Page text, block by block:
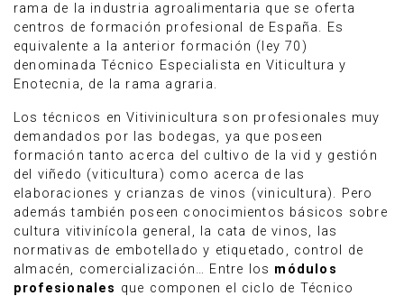
Anúnciate
rama de la industria agroalimentaria que se oferta
centros de formación profesional de España. Es
equivalente a la anterior formación (ley 70)
denominada Técnico Especialista en Viticultura y
Enotecnia, de la rama agraria.
Los técnicos en Vitivinicultura son profesionales muy
demandados por las bodegas, ya que poseen
formación tanto acerca del cultivo de la vid y gestión
del viñedo (viticultura) como acerca de las
elaboraciones y crianzas de vinos (vinicultura). Pero
además también poseen conocimientos básicos sobre
cultura vitivinícola general, la cata de vinos, las
normativas de embotellado y etiquetado, control de
almacén, comercialización… Entre los módulos
profesionales que componen el ciclo de Técnico